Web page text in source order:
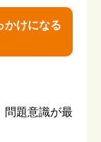
かけになる
問題意識が最